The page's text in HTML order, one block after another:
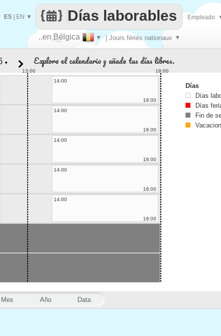
Haz
..en Bélgica ▼ | Jours fériés nationaux ▼
Días laborables
ES EN ▼ Empleado
Mes Año Data
▼ Explora el calendario y añade tus días libres.
13:00
18:00
14:00
18:00
14:00
18:00
14:00
18:00
14:00
18:00
14:00
18:00
Días
Días
Días
Fin de